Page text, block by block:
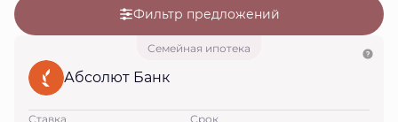
Фильтр предложений
Семейная ипотека
Абсолют Банк
Ставка Срок